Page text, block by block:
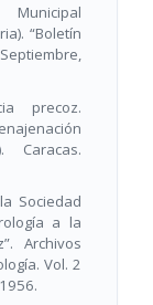
“Boletín
precoz.
Caracas.
Sociedad
a la
Archivos
Vol. 2